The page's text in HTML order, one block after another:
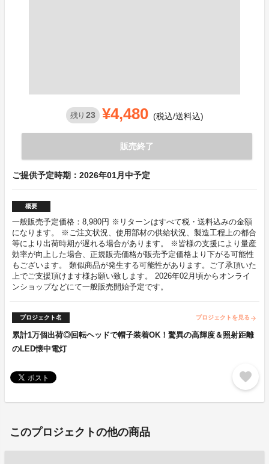
残り 23 ¥4,480 (税込/送料込)
販売終了
ご提供予定時期：2026年01月中予定
概要
一般販売予定価格：8,980円 ※リターンはすべて税・送料込みの金額
になります。 ※ご注文状況、使用部材の供給状況、製造工程上の都合
等により出荷時期が遅れる場合があります。 ※皆様の支援により量産
効率が向上した場合、正規販売価格が販売予定価格より下がる可能性
もございます。 類似商品が発生する可能性があります。ご了承頂いた
上でご支援頂けます様お願い致します。 2026年02月頃からオンライ
ンショップなどにて一般販売開始予定です。
プロジェクト名 プロジェクトを見る arrow_forward
累計1万個出荷◎回転ヘッドで帽子装着OK！驚異の高輝度＆照射距離
のLED懐中電灯
favorite
このプロジェクトの他の商品